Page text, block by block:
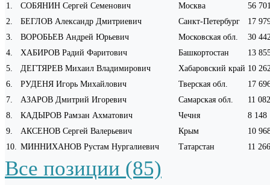
1 СОБЯНИН Сергей Семенович Москва
56
2
БЕГЛОВ Александр Дмитриевич Санкт-Петербург
17
3
ВОРОБЬЕВ Андрей Юрьевич Московская обл.
30
4
ХАБИРОВ Радий Фаритович Башкортостан
13
5
ДЕГТЯРЕВ Михаил Владимирович Хабаровский край 10
6
РУДЕНЯ Игорь Михайлович Тверская обл.
17
7
АЗАРОВ Дмитрий Игоревич Самарская обл.
11 082
8
КАДЫРОВ Рамзан Ахматович Чечня
8 148
9
АКСЕНОВ Сергей Валерьевич Крым
10
10
МИННИХАНОВ Рустам Нургалиевич Татарстан 11 266
Все позиции (85)